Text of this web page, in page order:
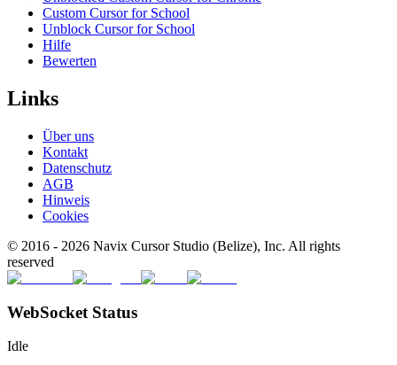
Custom Cursor for School
Unblock Cursor for School
Hilfe
Bewerten
Links
Über uns
Kontakt
Datenschutz
AGB
Hinweis
Cookies
© 2016 - 2026 Navix Cursor Studio (Belize), Inc. All rights
reserved
WebSocket Status
Idle